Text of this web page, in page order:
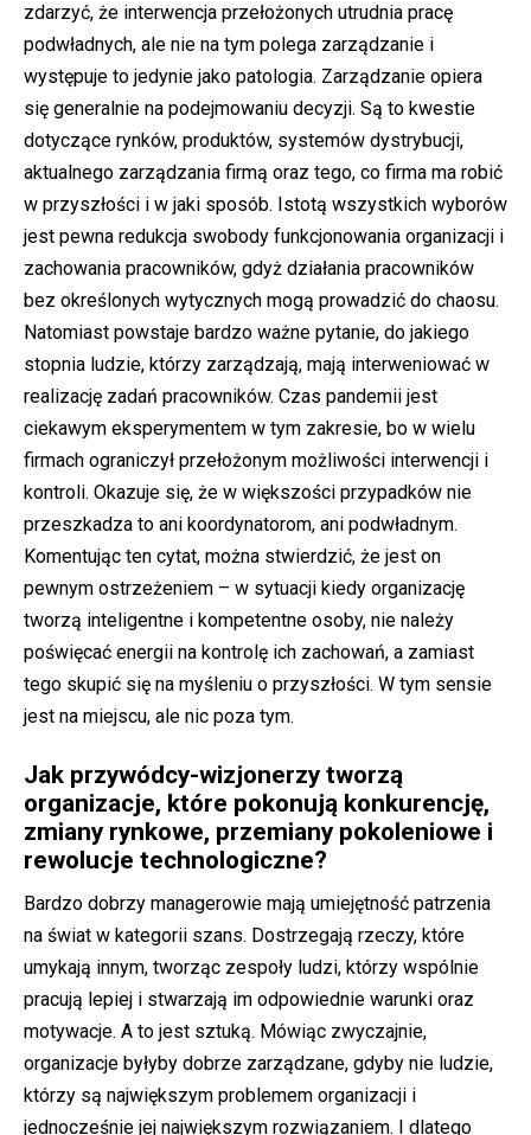
zdarzyć, że interwencja przełożonych utrudnia pracę
podwładnych, ale nie na tym polega zarządzanie i
występuje to jedynie jako patologia. Zarządzanie opiera
się generalnie na podejmowaniu decyzji. Są to kwestie
dotyczące rynków, produktów, systemów dystrybucji,
aktualnego zarządzania firmą oraz tego, co firma ma robić
w przyszłości i w jaki sposób. Istotą wszystkich wyborów
jest pewna redukcja swobody funkcjonowania organizacji i
zachowania pracowników, gdyż działania pracowników
bez określonych wytycznych mogą prowadzić do chaosu.
Natomiast powstaje bardzo ważne pytanie, do jakiego
stopnia ludzie, którzy zarządzają, mają interweniować w
realizację zadań pracowników. Czas pandemii jest
ciekawym eksperymentem w tym zakresie, bo w wielu
firmach ograniczył przełożonym możliwości interwencji i
kontroli. Okazuje się, że w większości przypadków nie
przeszkadza to ani koordynatorom, ani podwładnym.
Komentując ten cytat, można stwierdzić, że jest on
pewnym ostrzeżeniem – w sytuacji kiedy organizację
tworzą inteligentne i kompetentne osoby, nie należy
poświęcać energii na kontrolę ich zachowań, a zamiast
tego skupić się na myśleniu o przyszłości. W tym sensie
jest na miejscu, ale nic poza tym.
Jak przywódcy-wizjonerzy tworzą
organizacje, które pokonują konkurencję,
zmiany rynkowe, przemiany pokoleniowe i
rewolucje technologiczne?
Bardzo dobrzy managerowie mają umiejętność patrzenia
na świat w kategorii szans. Dostrzegają rzeczy, które
umykają innym, tworząc zespoły ludzi, którzy wspólnie
pracują lepiej i stwarzają im odpowiednie warunki oraz
motywacje. A to jest sztuką. Mówiąc zwyczajnie,
organizacje byłyby dobrze zarządzane, gdyby nie ludzie,
którzy są największym problemem organizacji i
jednocześnie jej największym rozwiązaniem. I dlatego